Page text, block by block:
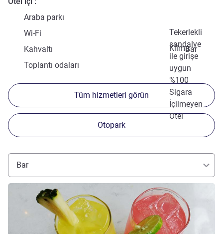
Araba parkı
Tekerlekli
sandalye
ile girişe
uygun
Wi-Fi
Klima
Kahvaltı
Bar
Toplantı odaları
%100
Sigara
İçilmeyen
Otel
Tüm hizmetleri görün
Otopark
Bar
Ayrıntıları göster